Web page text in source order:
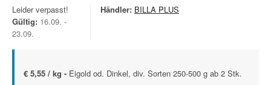
Leider verpasst!
Gültig: 16.09. -
23.09.
Händler: BILLA PLUS
€ 5,55 / kg - Eigold od. Dinkel, div. Sorten 250-500 g ab 2 Stk.